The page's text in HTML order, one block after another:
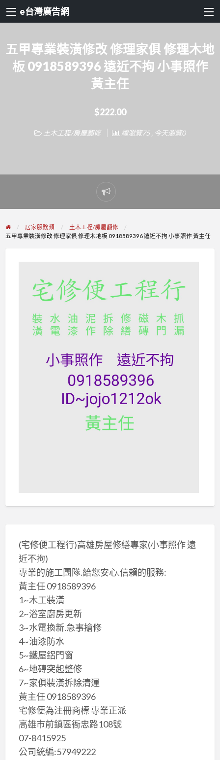
e台灣廣告網
五甲專業裝潢修改 修理家俱 修理木地
板 0918589396 遠近不拘 小事照作
黃主任
$222.00
土木工程/房屋翻修 總瀏覽75 , 今天瀏覽0
Report
problem
居家服務類
土木工程/房屋翻修
五甲專業裝潢修改 修理家俱 修理木地板 0918589396 遠近不拘 小事照作 黃主任
(宅修便工程行)高雄房屋修繕專家(小事照作 遠
近不拘)
專業的施工團隊.給您安心.信賴的服務:
黃主任 0918589396
1~木工裝潢
2~浴室廚房更新
3~水電換新.急事搶修
4~油漆防水
5~鐵屋鋁門窗
6~地磚突起整修
7~家俱裝潢拆除清運
黃主任 0918589396
宅修便為注冊商標 專業正派
高雄市前鎮區衙忠路108號
07-8415925
公司統編:57949222